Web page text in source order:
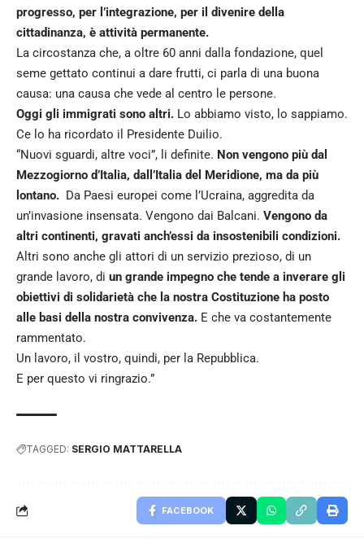
progresso, per l’integrazione, per il divenire della
cittadinanza, è attività permanente.
La circostanza che, a oltre 60 anni dalla fondazione, quel
seme gettato continui a dare frutti, ci parla di una buona
causa: una causa che vede al centro le persone.
Oggi gli immigrati sono altri. Lo abbiamo visto, lo sappiamo.
Ce lo ha ricordato il Presidente Duilio.
“Nuovi sguardi, altre voci”, li definite. Non vengono più dal
Mezzogiorno d’Italia, dall’Italia del Meridione, ma da più
lontano. Da Paesi europei come l’Ucraina, aggredita da
un’invasione insensata. Vengono dai Balcani. Vengono da
altri continenti, gravati anch’essi da insostenibili condizioni.
Altri sono anche gli attori di un servizio prezioso, di un
grande lavoro, di un grande impegno che tende a inverare gli
obiettivi di solidarietà che la nostra Costituzione ha posto
alle basi della nostra convivenza. E che va costantemente
rammentato.
Un lavoro, il vostro, quindi, per la Repubblica.
E per questo vi ringrazio.”
TAGGED: SERGIO MATTARELLA
FACEBOOK